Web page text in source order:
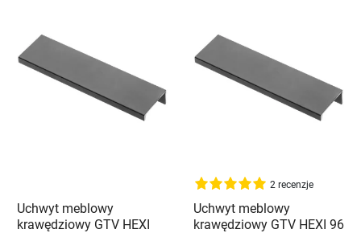
Uchwyt meblowy
krawędziowy GTV HEXI
2 recenzje
Uchwyt meblowy
krawędziowy GTV HEXI 96